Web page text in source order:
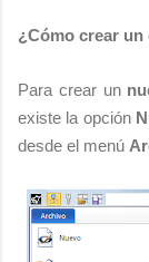
¿Cómo crear
Para crear un
existe la opción
desde el menú